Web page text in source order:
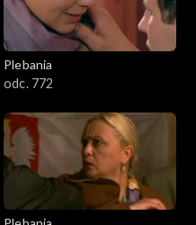
Plebania
odc. 772